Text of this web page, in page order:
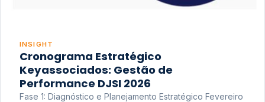
INSIGHT
Cronograma Estratégico
Keyassociados: Gestão de
Performance DJSI 2026
Fase 1: Diagnóstico e Planejamento Estratégico Fevereiro